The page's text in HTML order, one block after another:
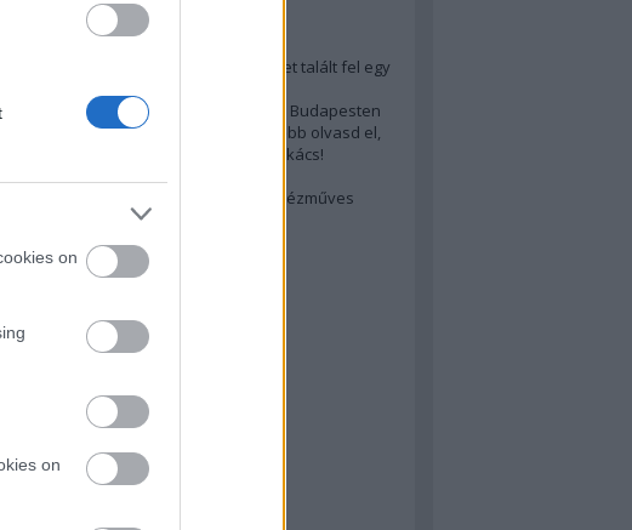
on
on
TOP5
Annyira menő Budapest-térképet talált fel egy
A 10 legjobb (elérhető árú) ebéd Budapesten
Szakács akarsz lenni? Akkor előbb olvasd el,
mit gondol erről egy magyar szakács!
Budapest rejtett kincsei: orosz kézműves
afrikai konyha
ázsiai konyha
baszk konyha
belgium